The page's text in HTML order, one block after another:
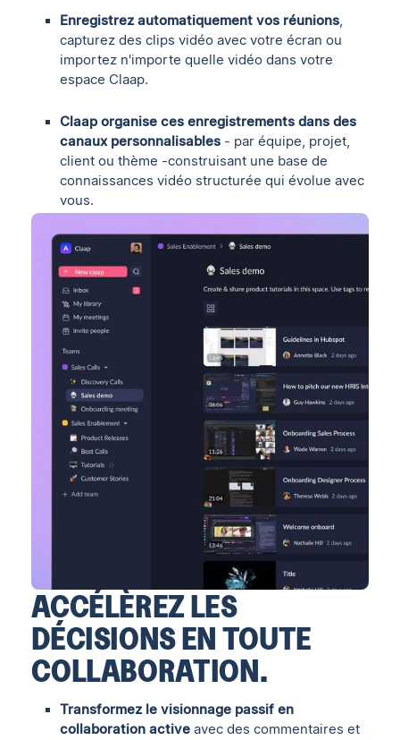
Enregistrez automatiquement vos réunions,
capturez des clips vidéo avec votre écran ou
importez n'importe quelle vidéo dans votre
espace Claap.
Claap organise ces enregistrements dans des
canaux personnalisables - par équipe, projet,
client ou thème -construisant une base de
connaissances vidéo structurée qui évolue avec
vous.
ACCÉLÈREZ LES
DÉCISIONS EN TOUTE
COLLABORATION.
Transformez le visionnage passif en
collaboration activeavec des commentaires et